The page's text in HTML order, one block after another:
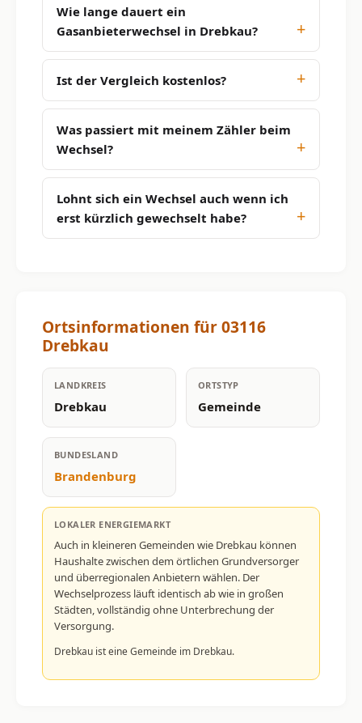
Wie lange dauert ein
Gasanbieterwechsel in Drebkau?
Ist der Vergleich kostenlos?
Was passiert mit meinem Zähler beim
Wechsel?
Lohnt sich ein Wechsel auch wenn ich
erst kürzlich gewechselt habe?
Ortsinformationen für 03116
Drebkau
LANDKREIS
Drebkau
ORTSTYP
Gemeinde
BUNDESLAND
Brandenburg
LOKALER ENERGIEMARKT
Auch in kleineren Gemeinden wie Drebkau können
Haushalte zwischen dem örtlichen Grundversorger
und überregionalen Anbietern wählen. Der
Wechselprozess läuft identisch ab wie in großen
Städten, vollständig ohne Unterbrechung der
Versorgung.
Drebkau ist eine Gemeinde im Drebkau.